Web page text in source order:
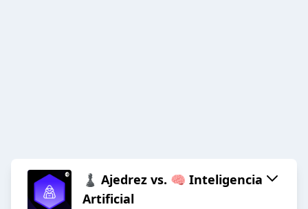
♟️ Ajedrez vs. 🧠 Inteligencia
Artificial